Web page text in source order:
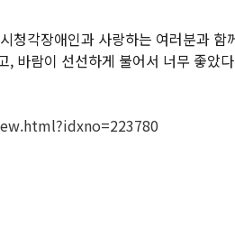
청각장애인과 사랑하는 여러분과
, 바람이 선선하게 불어서 너무 좋았